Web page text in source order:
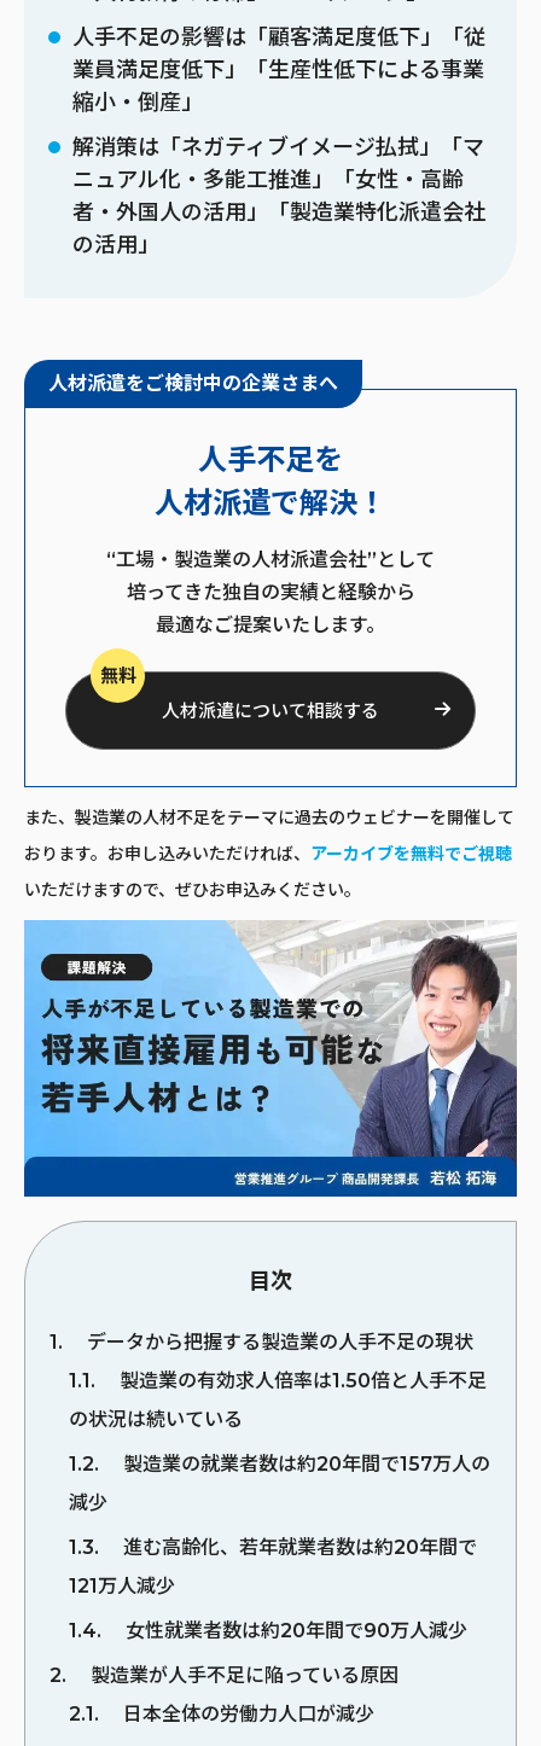
人手不足の影響は「顧客満足度低下」「従
業員満足度低下」「生産性低下による事業
縮小・倒産」
解消策は「ネガティブイメージ払拭」「マ
ニュアル化・多能工推進」「女性・高齢
者・外国人の活用」「製造業特化派遣会社
の活用」
人材派遣をご検討中の企業さまへ
人手不足を
人材派遣で解決！
“工場・製造業の人材派遣会社”として
培ってきた独自の実績と経験から
最適なご提案いたします。
無料
人材派遣について相談する
また、製造業の人材不足をテーマに過去のウェビナーを開催して
おります。お申し込みいただければ、 アーカイブを無料でご視聴
いただけますので、ぜひお申込みください。
目次
1
データから把握する製造業の人手不足の現状
1.1
製造業の有効求人倍率は1.50倍と人手不足
の状況は続いている
1.2
製造業の就業者数は約20年間で157万人の
減少
1.3
進む高齢化、若年就業者数は約20年間で
121万人減少
1.4
女性就業者数は約20年間で90万人減少
2
製造業が人手不足に陥っている原因
2.1
日本全体の労働力人口が減少